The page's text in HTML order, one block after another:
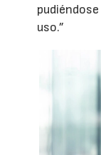
uso.”